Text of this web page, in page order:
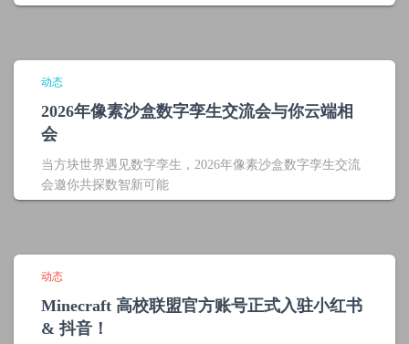
动态
2026年像素沙盒数字孪生交流会与你云端相
会
当方块世界遇见数字孪生，2026年像素沙盒数字孪生交流
会邀你共探数智新可能
动态
Minecraft 高校联盟官方账号正式入驻小红书
& 抖音！